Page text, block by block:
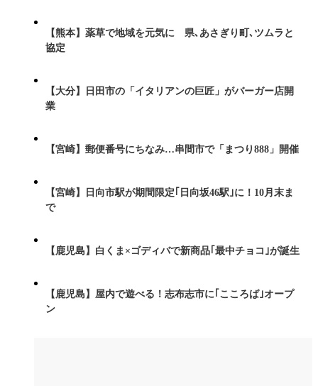
【熊本】薬草で地域を元気に 県､あさぎり町､ツムラと
協定
【大分】日田市の「イタリアンの巨匠」がバーガー店開
業
【宮崎】郵便番号にちなみ…串間市で「まつり888」開催
【宮崎】日向市駅が期間限定｢日向坂46駅｣に！10月末ま
で
【鹿児島】白くま×ゴディバで新商品｢最中チョコ｣が誕生
【鹿児島】屋内で遊べる！志布志市に｢こころば｣オープ
ン